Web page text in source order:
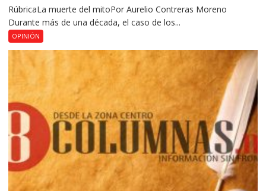
RúbricaLa muerte del mitoPor Aurelio Contreras Moreno
Durante más de una década, el caso de los...
OPINIÓN